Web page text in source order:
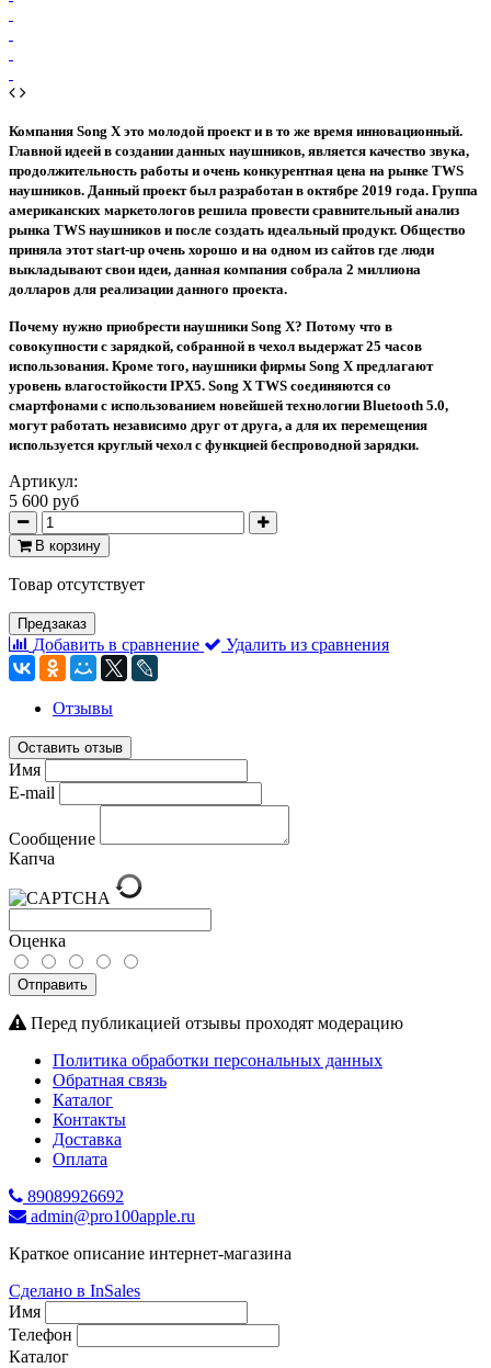
Компания Song X это молодой проект и в то же время инновационный.
Главной идеей в создании данных наушников, является качество звука,
продолжительность работы и очень конкурентная цена на рынке TWS
наушников. Данный проект был разработан в октябре 2019 года. Группа
американских маркетологов решила провести сравнительный анализ
рынка TWS наушников и после создать идеальный продукт. Общество
приняла этот start-up очень хорошо и на одном из сайтов где люди
выкладывают свои идеи, данная компания собрала 2 миллиона
долларов для реализации данного проекта.
Почему нужно приобрести наушники Song X? Потому что в
совокупности с зарядкой, собранной в чехол выдержат 25 часов
использования. Кроме того, наушники фирмы Song X предлагают
уровень влагостойкости IPX5. Song X TWS соединяются со
смартфонами с использованием новейшей технологии Bluetooth 5.0,
могут работать независимо друг от друга, а для их перемещения
используется круглый чехол с функцией беспроводной зарядки.
Артикул:
5 600 руб
В корзину
Товар отсутствует
Предзаказ
Добавить в сравнение Удалить из сравнения
Отзывы
Оставить отзыв
Имя
E-mail
Сообщение
Капча
Оценка
Отправить
Перед публикацией отзывы проходят модерацию
Политика обработки персональных данных
Обратная связь
Каталог
Контакты
Доставка
Оплата
89089926692
admin@pro100apple.ru
Краткое описание интернет-магазина
Сделано в InSales
Имя
Телефон
Каталог